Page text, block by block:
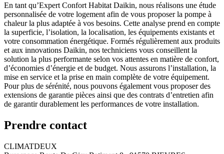
En tant qu’Expert Confort Habitat Daikin, nous réalisons une étude
personnalisée de votre logement afin de vous proposer la pompe à
chaleur la plus adaptée à vos besoins. Cette analyse prend en compte
la superficie, l’isolation, la localisation, les équipements existants et
votre consommation énergétique. Formés régulièrement aux produits
et aux innovations Daikin, nos techniciens vous conseillent la
solution la plus performante selon vos attentes en matière de confort,
d’économies d’énergie et de budget. Nous assurons l’installation, la
mise en service et la prise en main complète de votre équipement.
Pour plus de sérénité, nous pouvons également vous proposer des
extensions de garantie pièces ainsi que des contrats d’entretien afin
de garantir durablement les performances de votre installation.
Prendre contact
CLIMATDEUX